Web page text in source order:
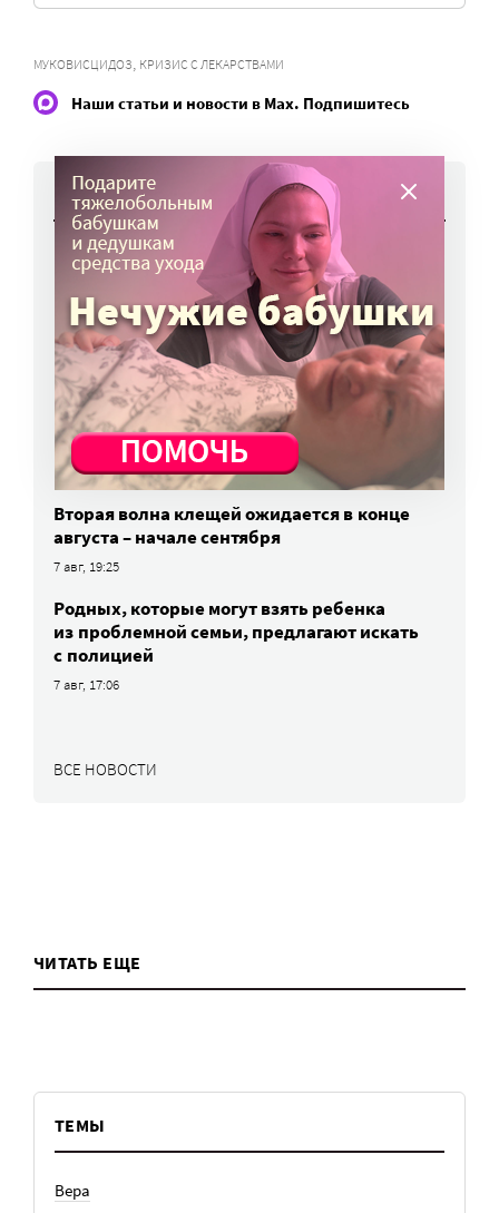
МУКОВИСЦИДОЗ, КРИЗИС С ЛЕКАРСТВАМИ
Наши статьи и новости в Max. Подпишитесь
НОВОСТИ
Как защититься от меланомы?
Признаки того, что ребенок попал под
влияние мошенников, описали в МВД России
10 авг, 11:15
В Минздраве предлагают сделать сетку
приема больных более гибкой
10 авг, 10:45
Вторая волна клещей ожидается в конце
августа – начале сентября
7 авг, 19:25
Родных, которые могут взять ребенка
из проблемной семьи, предлагают искать
с полицией
7 авг, 17:06
ВСЕ НОВОСТИ
ЧИТАТЬ ЕЩЕ
ТЕМЫ
Вера